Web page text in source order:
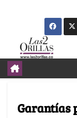
Garantías